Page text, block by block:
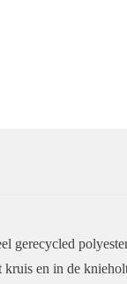
en in de